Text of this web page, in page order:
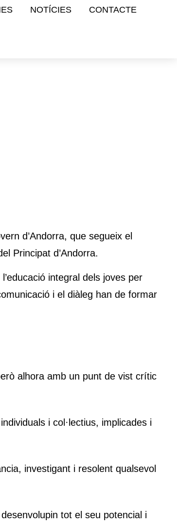
NOTÍCIES CONTACTE
d’Andorra, que segueix el
Principat d’Andorra.
integral dels joves per
i el diàleg han de formar
alhora amb un punt de vist crític
i col·lectius, implicades i
investigant i resolent qualsevol
tot el seu potencial i